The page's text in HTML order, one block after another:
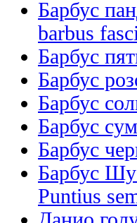
Барбус
barbus
Барбус
Барбус
Барбус
Барбус
Барбус
Барбус
Puntius